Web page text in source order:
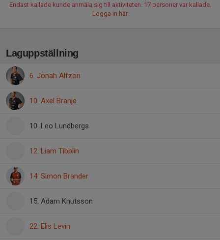
Endast kallade kunde anmäla sig till aktiviteten. 17 personer var kallade.
Logga in här
Laguppställning
6. Jonah Alfzon
10. Axel Branje
10. Leo Lundbergs
12. Liam Tibblin
14. Simon Brander
15. Adam Knutsson
22. Elis Levin